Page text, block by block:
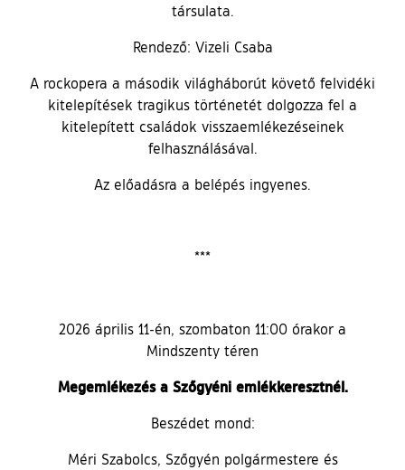
társulata.
Rendező: Vizeli Csaba
A rockopera a második világháborút követő felvidéki
kitelepítések tragikus történetét dolgozza fel a
kitelepített családok visszaemlékezéseinek
felhasználásával.
Az előadásra a belépés ingyenes.
***
2026 április 11-én, szombaton 11:00 órakor a
Mindszenty téren
Megemlékezés a Szőgyéni emlékkeresztnél.
Beszédet mond:
Méri Szabolcs, Szőgyén polgármestere és